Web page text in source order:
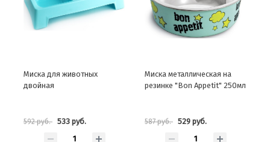
Миска для животных
двойная
592 руб. 533 руб.
Миска металлическая на
резинке "Bon Appetit" 250мл
587 руб. 529 руб.